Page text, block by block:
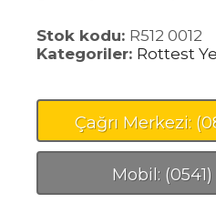
Stok kodu: R512 0012
Kategoriler: Rottest
Çağrı Merkezi:
Mobil: